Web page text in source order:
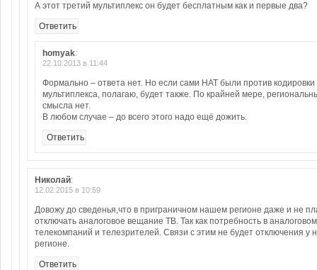
А этот третий мультиплекс он будет бесплатным как и первые два?
Ответить
homyak:
22.10.2013 в 11:44
Формально – ответа нет. Но если сами НАТ были против кодировки
мультиплекса, полагаю, будет также. По крайней мере,
смысла нет.
В любом случае – до всего этого надо ещё дожить.
Ответить
Николай:
12.02.2015 в 10:59
Довожу до сведенья,что в приграничном нашем регионе даже и не
отключать аналоговое вещание ТВ. Так как потребность в
телекомпаний и телезрителей. Связи с этим не будет отключения у
регионе.
Ответить